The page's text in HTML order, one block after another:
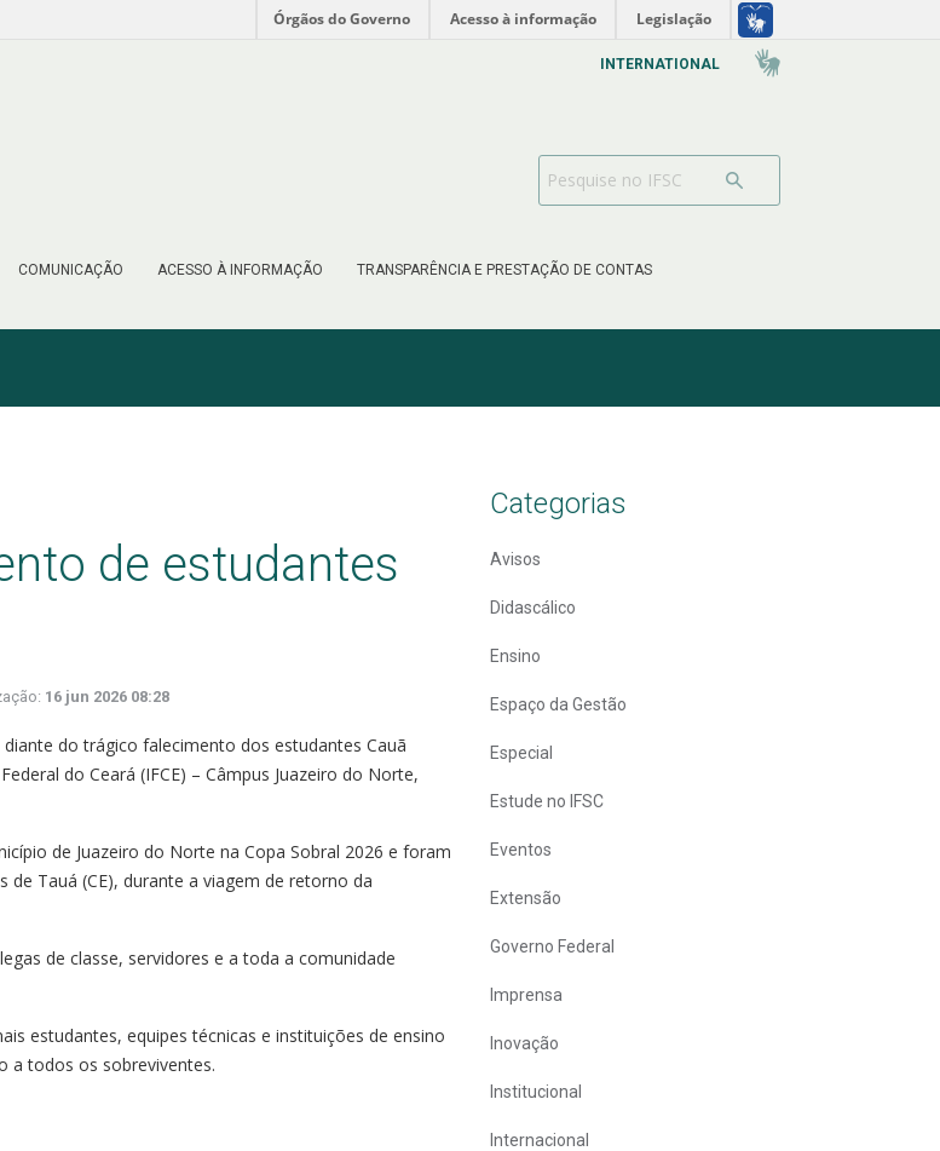
Órgãos do Governo Acesso à informação Legislação
COMUNICAÇÃO ACESSO À INFORMAÇÃO TRANSPARÊNCIA E PRESTAÇÃO DE CONTAS
INTERNATIONAL
de estudantes
16 jun 2026 08:28
do trágico falecimento dos estudantes Cauã
do Ceará (IFCE) – Câmpus Juazeiro do Norte,
de Juazeiro do Norte na Copa Sobral 2026 e foram
Tauá (CE), durante a viagem de retorno da
de classe, servidores e a toda a comunidade
estudantes, equipes técnicas e instituições de ensino
a todos os sobreviventes.
Categorias
Avisos
Didascálico
Ensino
Espaço da Gestão
Especial
Estude no IFSC
Eventos
Extensão
Governo Federal
Imprensa
Inovação
Institucional
Internacional